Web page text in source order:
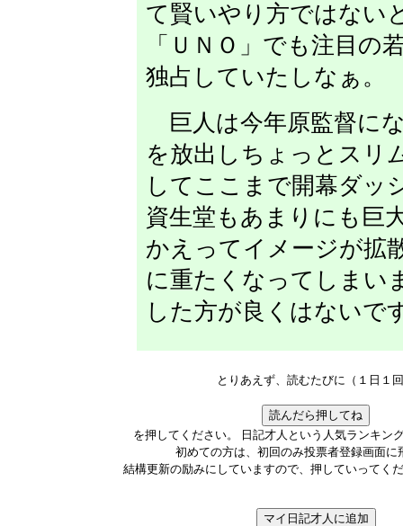
て賢いやり方ではない
「ＵＮＯ」でも注目の
独占していたしなぁ。
巨人は今年原監督に
を放出しちょっとスリ
してここまで開幕ダッ
資生堂もあまりにも巨
かえってイメージが拡
に重たくなってしまい
した方が良くはないで
とりあえず、読むたびに（１日１
を押してください。 日記才人という人気ランキン
初めての方は、初回のみ投票者登録画面に
結構更新の励みにしていますので、押していってく